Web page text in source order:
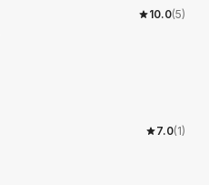
10.0(5)
7.0(1)